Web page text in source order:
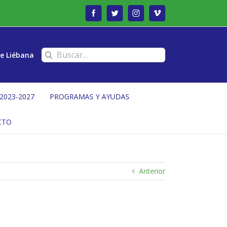
FacebookTwitterInstagramVimeo
Liébana Buscar:
2027 PROGRAMAS Y AYUDAS
Anterior